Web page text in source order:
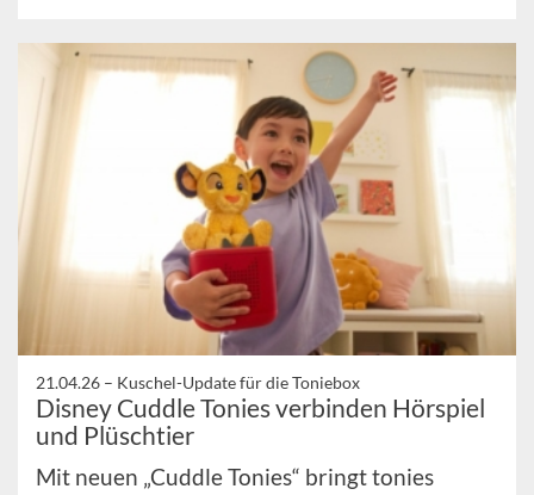
21.04.26 – Kuschel-Update für die Toniebox
Disney Cuddle Tonies verbinden Hörspiel
und Plüschtier
Mit neuen „Cuddle Tonies“ bringt tonies